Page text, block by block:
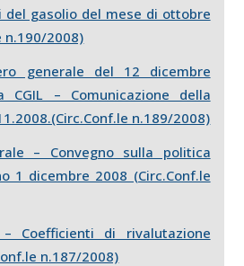
del gasolio del mese di ottobre
n.190/2008)
generale del 12 dicembre
CGIL – Comunicazione della
n.189/2008)
– Convegno sulla politica
1 dicembre 2008 (Circ.Conf.le
– Coefficienti di rivalutazione
n.187/2008)